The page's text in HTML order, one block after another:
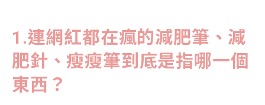
1.連網紅都在瘋的減肥筆、減
肥針、瘦瘦筆到底是指哪一個
東西 ？